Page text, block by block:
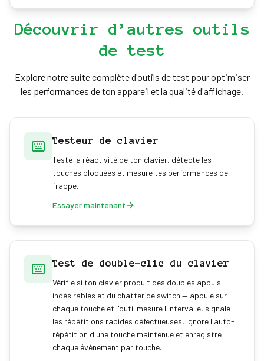
inscription. Votre record est enregistré localement
sur votre propre appareil.
au jeu.
Découvrir d’autres outils
de test
Explore notre suite complète d'outils de test pour optimiser
les performances de ton appareil et la qualité d'affichage.
Testeur de clavier
Teste la réactivité de ton clavier, détecte les
touches bloquées et mesure tes performances de
frappe.
Essayer maintenant
Test de double-clic du clavier
Vérifie si ton clavier produit des doubles appuis
indésirables et du chatter de switch — appuie sur
chaque touche et l'outil mesure l'intervalle, signale
les répétitions rapides défectueuses, ignore l'auto-
répétition d'une touche maintenue et enregistre
chaque événement par touche.